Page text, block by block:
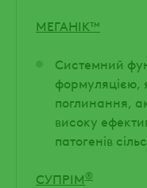
МЕГАНІК™
Системний
формуляцією,
поглинання,
високу
патогенів
СУПРІМ®